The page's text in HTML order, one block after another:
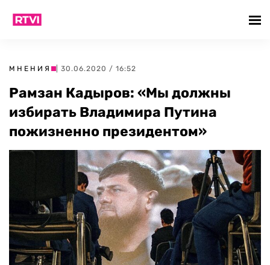
МНЕНИЯ | 30.06.2020 / 16:52
Рамзан Кадыров: «Мы должны
избирать Владимира Путина
пожизненно президентом»